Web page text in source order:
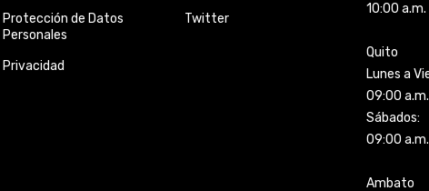
Protección de Datos
Personales
Privacidad
Twitter
10:00
Quito
Lunes a
09:00
Sábados:
09:00
Ambato